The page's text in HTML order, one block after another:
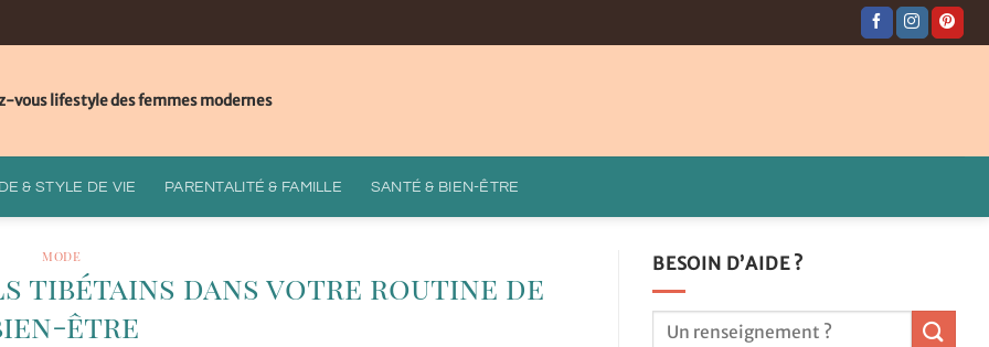
vous lifestyle des femmes modernes
& STYLE DE VIE PARENTALITÉ & FAMILLE SANTÉ & BIEN-ÊTRE
MODE
tibétains dans votre routine de
être
BESOIN D’AIDE ?